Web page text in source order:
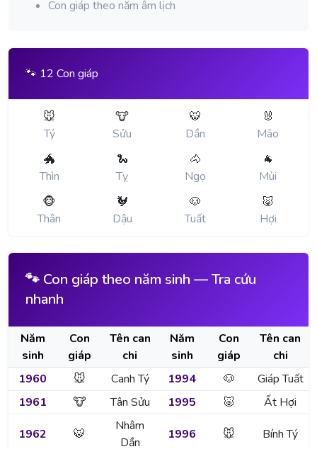
Con giáp theo năm âm lịch
🐾 12 Con giáp
🐭
Tý
🐮
Sửu
🐯
Dần
🐰
Mão
🐲
Thìn
🐍
Tỵ
🐴
Ngọ
🐐
Mùi
🐵
Thân
🐓
Dậu
🐶
Tuất
🐷
Hợi
🐾 Con giáp theo năm sinh — Tra cứu
nhanh
Năm
sinh
Con
giáp
Tên can
chi
Năm
sinh
Con
giáp
Tên can
chi
1960
🐭 Canh Tý 1994 🐶
Giáp Tuất
1961
🐮 Tân Sửu 1995 🐷 Ất Hợi
1962 🐯
Nhâm
Dần
1996 🐭 Bính Tý